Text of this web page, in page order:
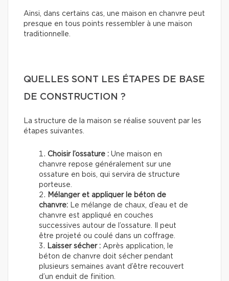
Ainsi, dans certains cas, une maison en chanvre peut
presque en tous points ressembler à une maison
traditionnelle.
QUELLES SONT LES ÉTAPES DE BASE
DE CONSTRUCTION ?
La structure de la maison se réalise souvent par les
étapes suivantes.
Choisir l’ossature : Une maison en
chanvre repose généralement sur une
ossature en bois, qui servira de structure
porteuse.
Mélanger et appliquer le béton de
chanvre:
Le mélange de chaux, d’eau et de
chanvre est appliqué en couches
successives autour de l’ossature. Il peut
être projeté ou coulé dans un coffrage.
Laisser sécher : Après application, le
béton de chanvre doit sécher pendant
plusieurs semaines avant d’être recouvert
d’un enduit de finition.